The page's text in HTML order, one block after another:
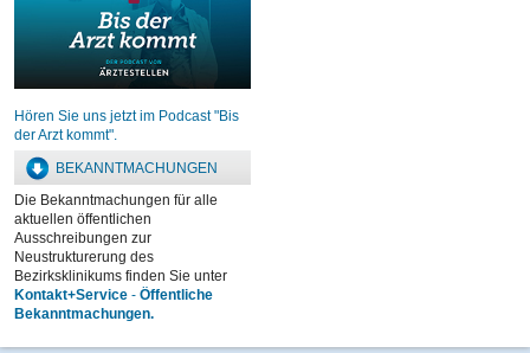
Hören Sie uns jetzt im Podcast "Bis
der Arzt kommt".
BEKANNTMACHUNGEN
Die Bekanntmachungen für alle
aktuellen öffentlichen
Ausschreibungen zur
Neustrukturerung des
Bezirksklinikums finden Sie unter
Kontakt+Service - Öffentliche
Bekanntmachungen.